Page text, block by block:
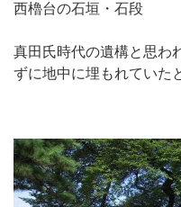
西櫓台の石垣・石段
真田氏時代の遺構と思わ
ずに地中に埋もれていた